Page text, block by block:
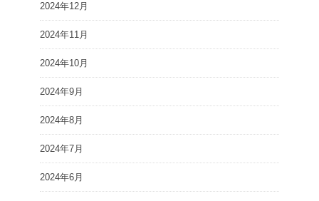
2024年12月
2024年11月
2024年10月
2024年9月
2024年8月
2024年7月
2024年6月